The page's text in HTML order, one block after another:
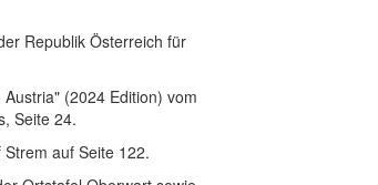
Republik Österreich für
(2024 Edition) vom
Seite 24.
auf Seite 122.